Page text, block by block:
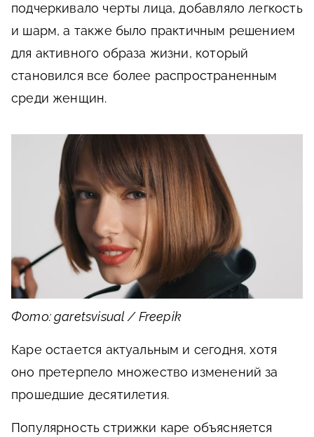
подчеркивало черты лица, добавляло легкость
и шарм, а также было практичным решением
для активного образа жизни, который
становился все более распространенным
среди женщин.
Фото: garetsvisual / Freepik
Каре остается актуальным и сегодня, хотя
оно претерпело множество изменений за
прошедшие десятилетия.
Популярность стрижки каре объясняется